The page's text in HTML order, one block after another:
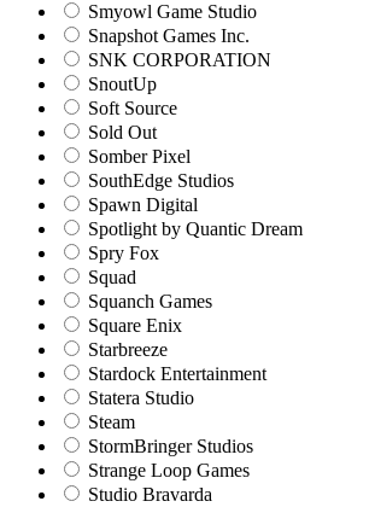
Smyowl Game Studio
Snapshot Games Inc.
SNK CORPORATION
SnoutUp
Soft Source
Sold Out
Somber Pixel
SouthEdge Studios
Spawn Digital
Spotlight by Quantic Dream
Spry Fox
Squad
Squanch Games
Square Enix
Starbreeze
Stardock Entertainment
Statera Studio
Steam
StormBringer Studios
Strange Loop Games
Studio Bravarda